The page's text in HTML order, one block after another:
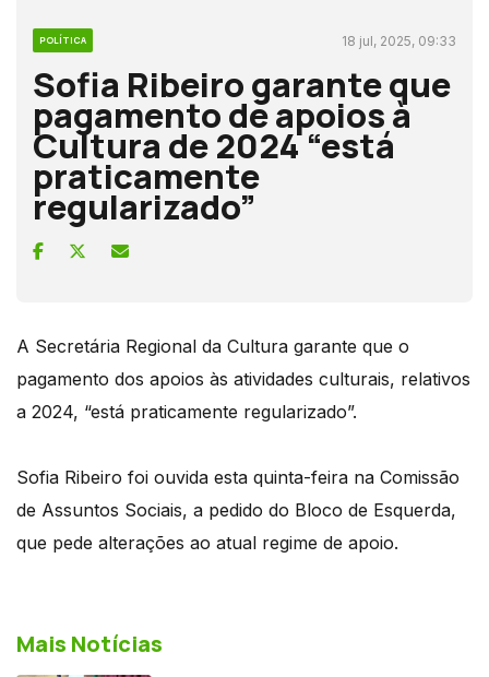
POLÍTICA 18 jul, 2025, 09:33
Sofia Ribeiro garante que
pagamento de apoios à
Cultura de 2024 “está
praticamente
regularizado”
A Secretária Regional da Cultura garante que o
pagamento dos apoios às atividades culturais, relativos
a 2024, “está praticamente regularizado”.
Sofia Ribeiro foi ouvida esta quinta-feira na Comissão
de Assuntos Sociais, a pedido do Bloco de Esquerda,
que pede alterações ao atual regime de apoio.
Mais Notícias